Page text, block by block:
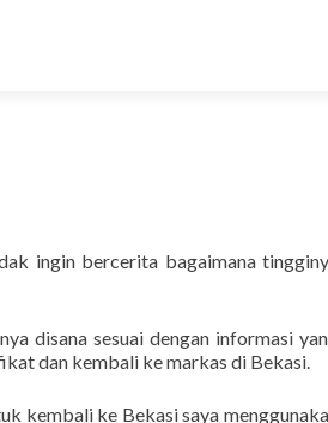
ingin bercerita bagaimana
disana sesuai dengan informasi
dan kembali ke markas di Bekasi.
kembali ke Bekasi saya